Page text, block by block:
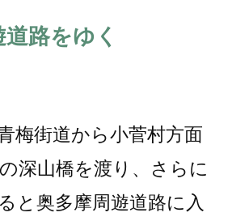
路をゆく
梅街道から小菅村方面
深山橋を渡り、さらに
と奥多摩周遊道路に入